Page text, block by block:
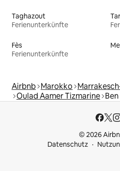
Taghazout
Ferienunterkünfte
Fès
Ferienunterkünfte
Airbnb Marokko
Oulad Aamer Tizmarine
© 2026
Datenschutz